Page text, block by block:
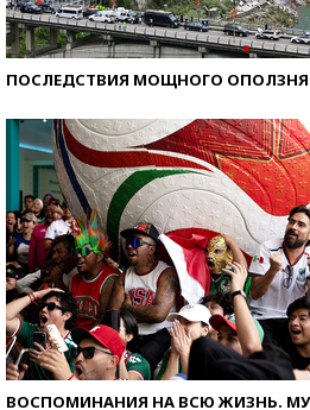
ПОСЛЕДСТВИЯ МОЩНОГО ОПОЛЗНЯ
ВОСПОМИНАНИЯ НА ВСЮ ЖИЗНЬ.